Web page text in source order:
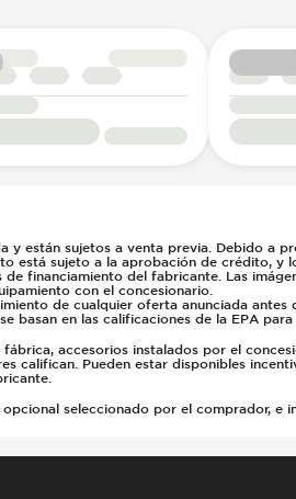
y están sujetos a venta previa. Debido a
está sujeto a la aprobación de crédito,
financiamiento del fabricante. Las
con el concesionario.
de cualquier oferta anunciada
basan en las calificaciones de la EPA
accesorios instalados por el
califican. Pueden estar disponibles
seleccionado por el comprador,